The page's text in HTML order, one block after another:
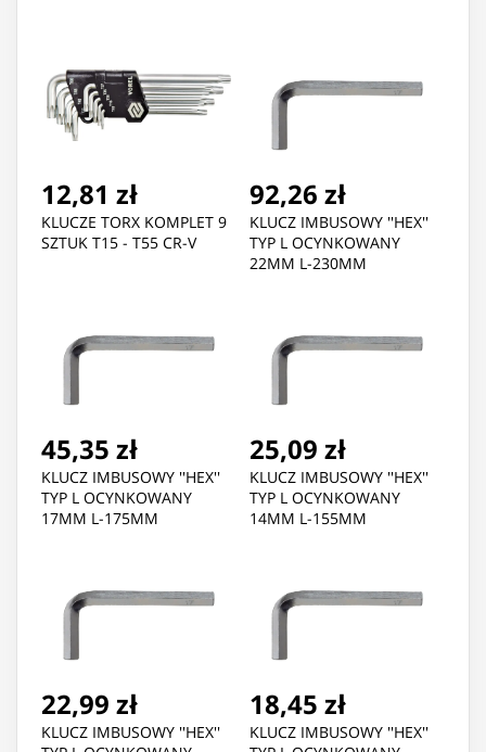
12,81 zł
KLUCZE TORX KOMPLET 9
SZTUK T15 - T55 CR-V
92,26 zł
KLUCZ IMBUSOWY ''HEX''
TYP L OCYNKOWANY
22MM L-230MM
45,35 zł
KLUCZ IMBUSOWY ''HEX''
TYP L OCYNKOWANY
17MM L-175MM
25,09 zł
KLUCZ IMBUSOWY ''HEX''
TYP L OCYNKOWANY
14MM L-155MM
22,99 zł
KLUCZ IMBUSOWY ''HEX''
18,45 zł
KLUCZ IMBUSOWY ''HEX''